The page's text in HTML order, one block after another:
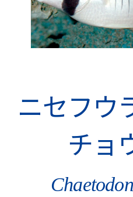
ニセフウ
チョ